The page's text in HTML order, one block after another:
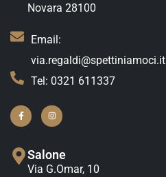
Novara 28100
Email:
via.regaldi@spettiniamoci.it
Tel: 0321 611337
Salone
Via G.Omar, 10